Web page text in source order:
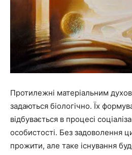
Протилежні матеріальним
задаються біологічно. Їх
відбувається в процесі
особистості. Без задоволення
прожити, але таке існування